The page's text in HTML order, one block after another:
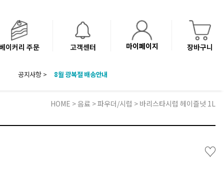
베이커리 주문 고객센터 마이페이지 장바구니
공지사항 >
'NEW 바이브믹스 or 바리스타시럽 1종' 체험단 발표
HOME >음료 >파우더/시럽 > 바리스타시럽 헤이즐넛 1L
♡